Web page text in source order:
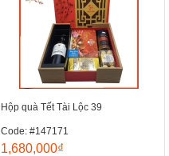
Hộp quà Tết Tài Lộc 39
Code: #147171
1,680,000₫